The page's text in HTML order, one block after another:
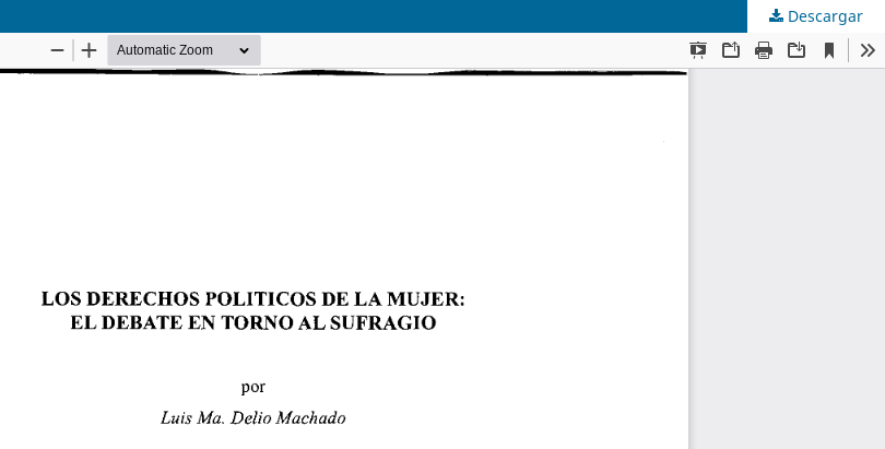
Descargar